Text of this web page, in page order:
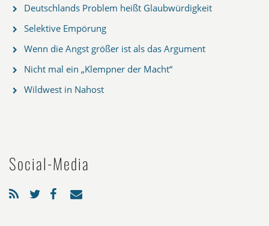
Deutschlands Problem heißt Glaubwürdigkeit
Selektive Empörung
Wenn die Angst größer ist als das Argument
Nicht mal ein „Klempner der Macht“
Wildwest in Nahost
Social-Media